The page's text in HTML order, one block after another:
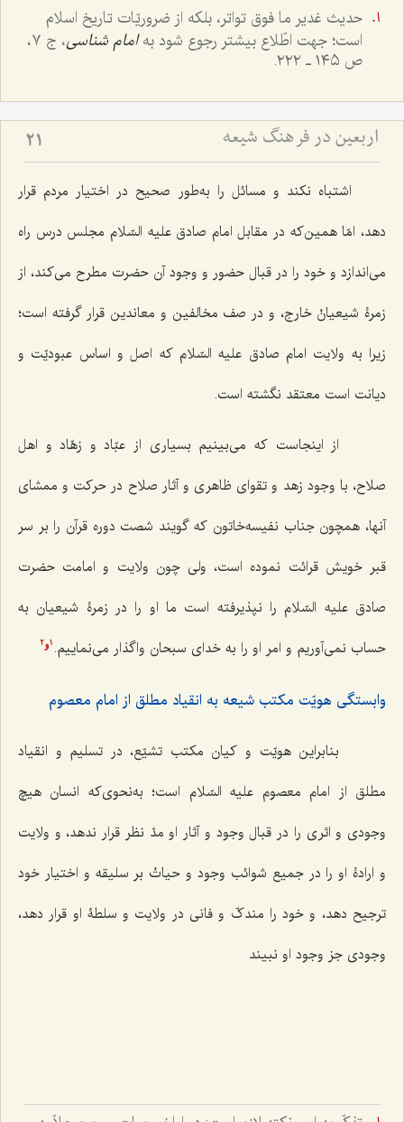
حدیث غدیر ما فوق تواتر، بلکه از ضروریّات تاریخ اسلام
است؛ جهت اطّلاع بیشتر رجوع شود بهامام شناسی
، ج ٧،
ص ١٤٥ ـ ٢٢٢.
اربعین در فرهنگ شیعه 21
اشتباه نکند و مسائل را به‌طور صحیح در اختیار مردم قرار
دهد، امّا همین‌که در مقابل امام صادق علیه السّلام مجلس درس راه
می‌اندازد و خود را در قبال حضور و وجود آن حضرت مطرح می‌کند، از
زمرۀ شیعیانْ خارج، و در صف مخالفین و معاندین قرار گرفته است؛
زیرا به ولایت امام صادق علیه السّلام که اصل و اساس عبودیّت و
دیانت است معتقد نگشته است.
از اینجاست که می‌بینیم بسیاری از عبّاد و زهّاد و اهل
صلاح، با وجود زهد و تقوای ظاهری و آثار صلاح در حرکت و ممشای
آنها، همچون جناب نفیسه‌خاتون که گویند شصت دوره قرآن را بر سر
قبر خویش قرائت نموده است، ولی چون ولایت و امامت حضرت
صادق علیه السّلام را نپذیرفته است ما او را در زمرۀ شیعیان به
‌حساب نمی‌آوریم و امر او را به خدای سبحان واگذار می‌نماییم. 1و2
وابستگی هویّت مکتب شیعه به انقیاد مطلق از امام معصوم
بنابراین هویّت و کیان مکتب تشیّع، در تسلیم و انقیاد
مطلق از امام معصوم علیه السّلام است؛ به‌نحوی‌که انسان هیچ
وجودی و اثری را در قبال وجود و آثار او مدّ نظر قرار ندهد، و ولایت
و ارادۀ او را در جمیع شوائب وجود و حیاتْ بر سلیقه و اختیار خود
ترجیح دهد، و خود را مندکّ و فانی در ولایت و سلطۀ او قرار دهد،
وجودی جز وجود او نبیند